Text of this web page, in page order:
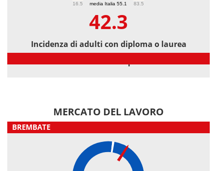
media Italia 55.1
16.5 83.5
42.3
Incidenza di adulti con diploma o laurea
MERCATO DEL LAVORO
BREMBATE